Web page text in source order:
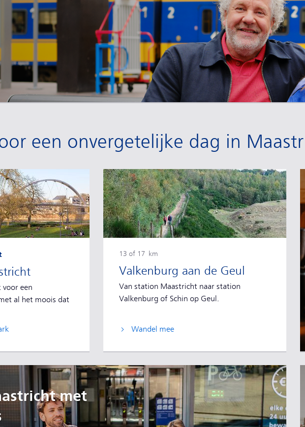
een onvergetelijke dag in
een
al het moois dat
Valkenburg aan de Geul
13 of 17 km
Van station Maastricht naar station
Valkenburg of Schin op Geul.
Wandel mee
met